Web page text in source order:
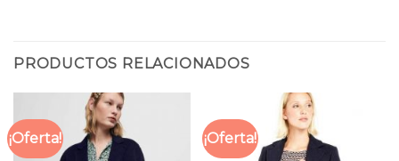
PRODUCTOS RELACIONADOS
¡Oferta! ¡Oferta!